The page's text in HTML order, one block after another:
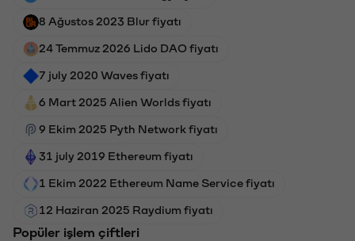
8 Ağustos 2023 Blur fiyatı
24 Temmuz 2026 Lido DAO fiyatı
7 july 2020 Waves fiyatı
6 Mart 2025 Alien Worlds fiyatı
9 Ekim 2025 Pyth Network fiyatı
31 july 2019 Ethereum fiyatı
1 Ekim 2022 Ethereum Name Service fiyatı
12 Haziran 2025 Raydium fiyatı
Popüler işlem çiftleri